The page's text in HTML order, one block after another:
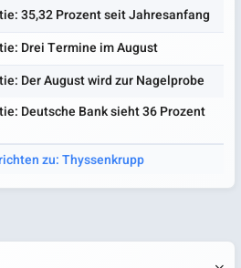
35,32 Prozent seit Jahresanfang
Drei Termine im August
Der August wird zur Nagelprobe
Deutsche Bank sieht 36 Prozent
zu: Thyssenkrupp